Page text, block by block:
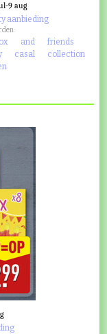
9 aug
aanbieding
and
friends
casal collection